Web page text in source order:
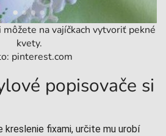
na vajíčkach vytvoriť pekné
kvety.
pinterest.com
popisovače si
kreslenie fixami, určite mu urobí